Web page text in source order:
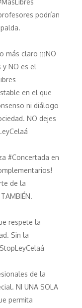
podrían
claro ¡¡¡NO
y NO es el
en el que
ni diálogo
NO dejes
#Concertada en
de la
respete la
Sin la
de la
NI UNA SOLA
permita